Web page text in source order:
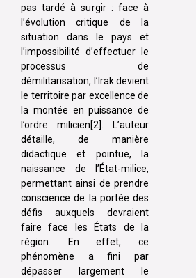
pas tardé à surgir : face à
l’évolution critique de la
situation dans le pays et
l’impossibilité d’effectuer le
processus de
démilitarisation, l’Irak devient
le territoire par excellence de
la montée en puissance de
l’ordre milicien[2]. L’auteur
détaille, de manière
didactique et pointue, la
naissance de l’État-milice,
permettant ainsi de prendre
conscience de la portée des
défis auxquels devraient
faire face les États de la
région. En effet, ce
phénomène a fini par
dépasser largement le